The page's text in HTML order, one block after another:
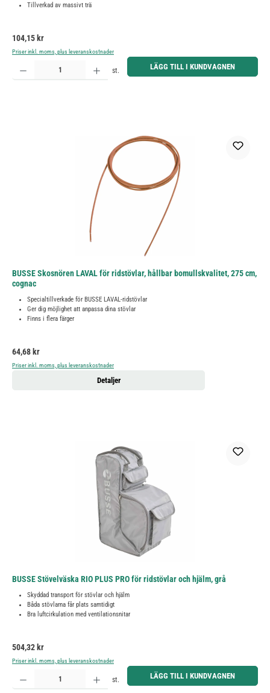
Tillverkad av massivt trä
Ordinarie pris:
104,15 kr
Priser inkl. moms, plus leveranskostnader
Produktkvantitet: Ange önskat belopp eller använd knapparna för att öka eller minska kvantiteten.
st. LÄGG TILL I KUNDVAGNEN
BUSSE Skosnören LAVAL för ridstövlar, hållbar bomullskvalitet, 275 cm,
cognac
Specialtillverkade för BUSSE LAVAL-ridstövlar
Ger dig möjlighet att anpassa dina stövlar
Finns i flera färger
Ordinarie pris:
64,68 kr
Priser inkl. moms, plus leveranskostnader
Detaljer
BUSSE Stövelväska RIO PLUS PRO för ridstövlar och hjälm, grå
Skyddad transport för stövlar och hjälm
Båda stövlarna får plats samtidigt
Bra luftcirkulation med ventilationsnitar
Ordinarie pris:
504,32 kr
Priser inkl. moms, plus leveranskostnader
Produktkvantitet: Ange önskat belopp eller använd knapparna för att öka eller minska kvantiteten.
st. LÄGG TILL I KUNDVAGNEN